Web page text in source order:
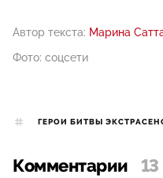
Автор текста: Марина
Фото: соцсети
ГЕРОИ БИТВЫ
Комментарии 13